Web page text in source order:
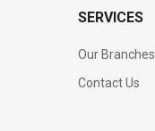
SERVICES
Our Branches
Contact Us